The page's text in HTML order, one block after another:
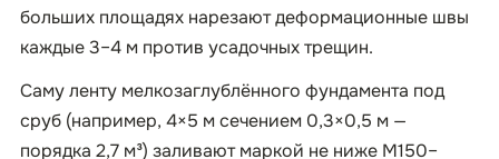
больших площадях нарезают деформационные швы
каждые 3–4 м против усадочных трещин.
Саму ленту мелкозаглублённого фундамента под
сруб (например, 4×5 м сечением 0,3×0,5 м —
порядка 2,7 м³) заливают маркой не ниже М150–